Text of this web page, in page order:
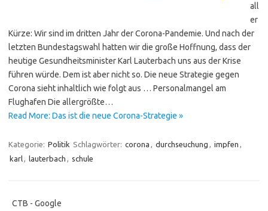
all
er
Kürze: Wir sind im dritten Jahr der Corona-Pandemie. Und nach der
letzten Bundestagswahl hatten wir die große Hoffnung, dass der
heutige Gesundheitsminister Karl Lauterbach uns aus der Krise
führen würde. Dem ist aber nicht so. Die neue Strategie gegen
Corona sieht inhaltlich wie folgt aus … Personalmangel am
Flughafen Die allergrößte…
Read More: Das ist die neue Corona-Strategie »
Kategorie: Politik Schlagwörter: corona durchseuchung impfen
karl
lauterbach schule
CTB - Google